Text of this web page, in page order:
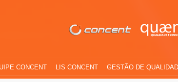
CONCENT LIS CONCENT GESTÃO DE